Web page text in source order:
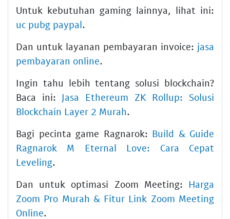
Untuk kebutuhan gaming lainnya, lihat ini:
uc pubg paypal.
Dan untuk layanan pembayaran invoice: jasa
pembayaran online.
Ingin tahu lebih tentang solusi blockchain?
Baca ini: Jasa Ethereum ZK Rollup: Solusi
Blockchain Layer 2 Murah.
Bagi pecinta game Ragnarok: Build & Guide
Ragnarok M Eternal Love: Cara Cepat
Leveling.
Dan untuk optimasi Zoom Meeting: Harga
Zoom Pro Murah & Fitur Link Zoom Meeting
Online.